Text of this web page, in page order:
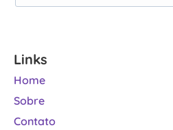
Links
Home
Sobre
Contato